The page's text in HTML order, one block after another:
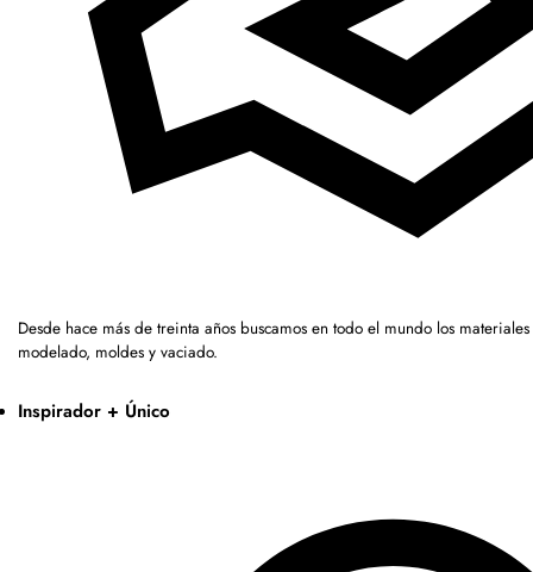
Desde hace más de treinta años buscamos en todo el mundo los
modelado, moldes y vaciado.
Inspirador + Único